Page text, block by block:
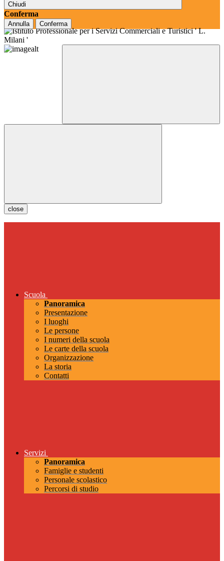
Chiudi
Conferma
Annulla Conferma
close
Scuola
Panoramica
Presentazione
I luoghi
Le persone
I numeri della scuola
Le carte della scuola
Organizzazione
La storia
Contatti
Servizi
Panoramica
Famiglie e studenti
Personale scolastico
Percorsi di studio